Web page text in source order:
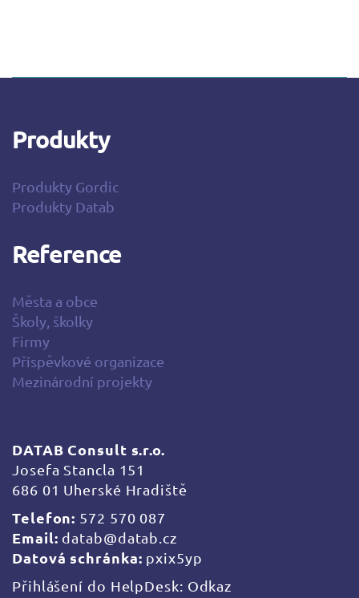
Produkty
Produkty Gordic
Produkty Datab
Reference
Města a obce
Školy, školky
Firmy
Příspěvkové organizace
Mezinárodní projekty
DATAB Consult s.r.o.
Josefa Stancla 151
686 01 Uherské Hradiště
Telefon: 572 570 087
Email: datab@datab.cz
Datová schránka: pxix5yp
Přihlášení do HelpDesk: Odkaz